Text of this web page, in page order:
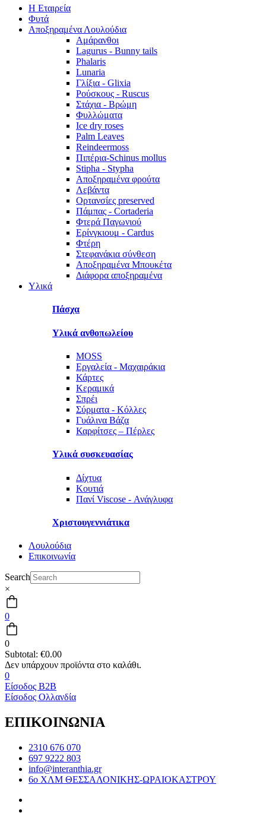
Η Εταιρεία
Φυτά
Αποξηραμένα Λουλούδια
Αμάρανθοι
Lagurus - Bunny tails
Phalaris
Lunaria
Γλίξια - Glixia
Ρούσκους - Ruscus
Στάχια - Βρώμη
Φυλλώματα
Ice dry roses
Palm Leaves
Reindeermoss
Πιπέρια-Schinus mollus
Stipha - Stypha
Αποξηραμένα φρούτα
Λεβάντα
Ορτανσίες preserved
Πάμπας - Cortaderia
Φτερά Παγωνιού
Ερίνγκιουμ - Cardus
Φτέρη
Στεφανάκια σύνθεση
Αποξηραμένα Μπουκέτα
Διάφορα αποξηραμένα
Υλικά
Πάσχα
Υλικά ανθοπωλείου
MOSS
Εργαλεία - Μαχαιράκια
Κάρτες
Κεραμικά
Σπρέι
Σύρματα - Κόλλες
Γυάλινα Βάζα
Καρφίτσες – Πέρλες
Υλικά συσκευασίας
Δίχτυα
Κουτιά
Πανί Viscose - Ανάγλυφα
Χριστουγεννιάτικα
Λουλούδια
Επικοινωνία
Search
×
0
0
Subtotal: €0.00
0
Είσοδος B2B
Είσοδος Ολλανδία
ΕΠΙΚΟΙΝΩΝΙΑ
2310 676 070
697 9222 803
info@interanthia.gr
6ο ΧΛΜ ΘΕΣΣΑΛΟΝΙΚΗΣ-ΩΡΑΙΟΚΑΣΤΡΟΥ